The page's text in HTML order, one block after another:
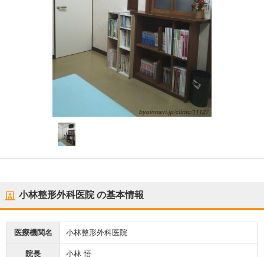
小林整形外科医院の基本情報
医療機関名 小林整形外科医院
院長 小林 悟